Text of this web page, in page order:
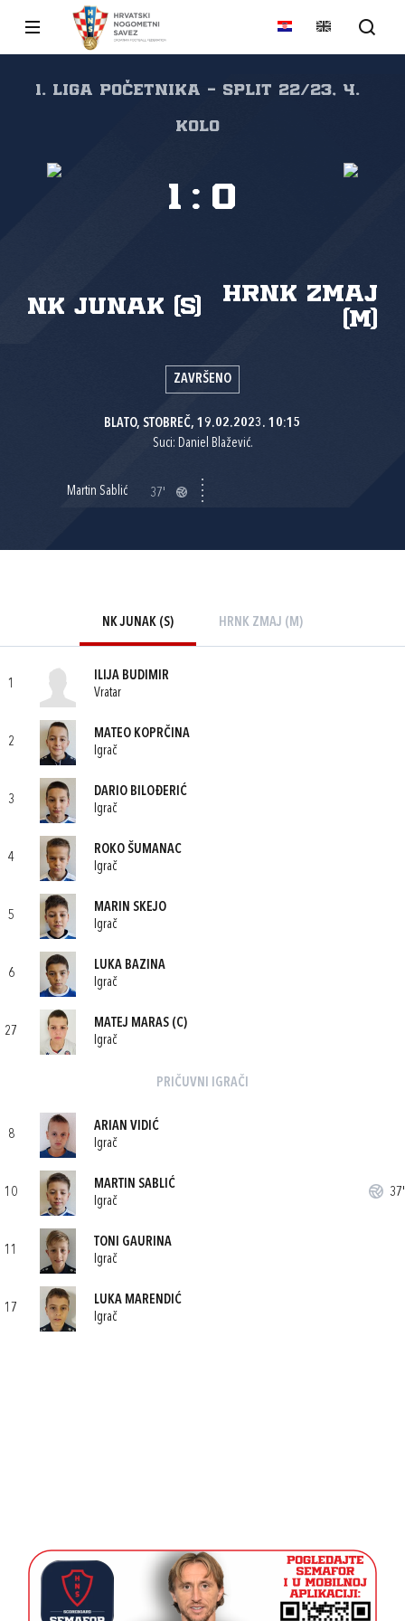
1. liga početnika - Split 22/23, 4.
kolo
NK Junak (S)
HRNK Zmaj
(M)
1 : 0
ZAVRŠENO
BLATO, STOBREČ, 19.02.2023. 10:15
Suci: Daniel Blažević.
Martin Sablić 37'
NK JUNAK (S) HRNK ZMAJ (M)
1
ILIJA BUDIMIR
Vratar
2
MATEO KOPRČINA
Igrač
3
DARIO BILOĐERIĆ
Igrač
4
ROKO ŠUMANAC
Igrač
5
MARIN SKEJO
Igrač
6
LUKA BAZINA
Igrač
27
MATEJ MARAS (C)
Igrač
PRIČUVNI IGRAČI
8
ARIAN VIDIĆ
Igrač
10
MARTIN SABLIĆ
Igrač
37'
11
TONI GAURINA
Igrač
17
LUKA MARENDIĆ
Igrač